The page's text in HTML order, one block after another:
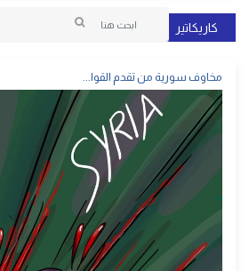
كاريكاتير
مخاوف سورية من تقدم القوا...